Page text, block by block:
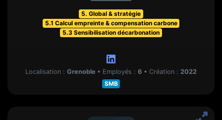
5. Global & stratégie
5.1 Calcul empreinte & compensation carbone
5.3 Sensibilisation décarbonation
Localisation : Grenoble • Employés : 6 • Création : 2022
SMB